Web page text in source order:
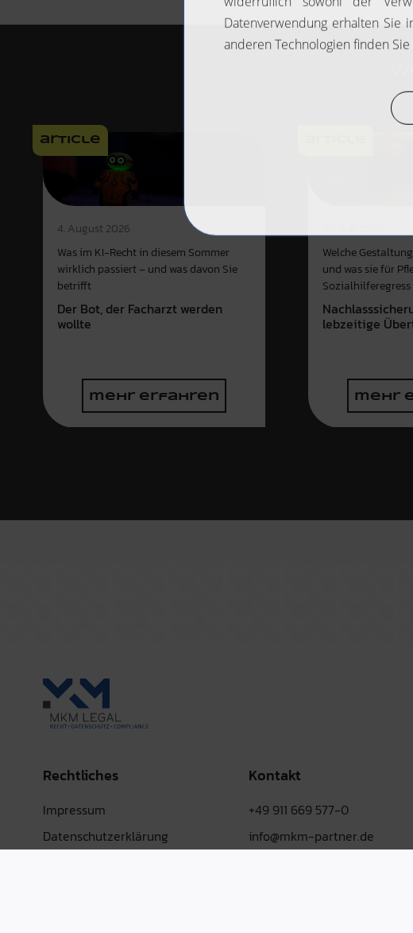
article
4. August 2026
Was im KI-Recht in diesem Sommer
wirklich passiert – und was davon Sie
betrifft
Der Bot, der Facharzt werden
wollte
mehr erfahren
Welche
und was sie für
lebzeitige
mehr
Rechtliches
Impressum
Datenschutzerklärung
Kontakt
+49 911 669 577-0
info@mkm-partner.de